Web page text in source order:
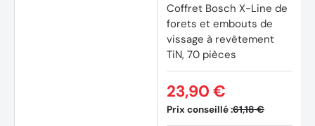
Coffret Bosch X-Line de
forets et embouts de
vissage à revêtement
TiN, 70 pièces
Prix conseillé :61,18 €
23,90 €